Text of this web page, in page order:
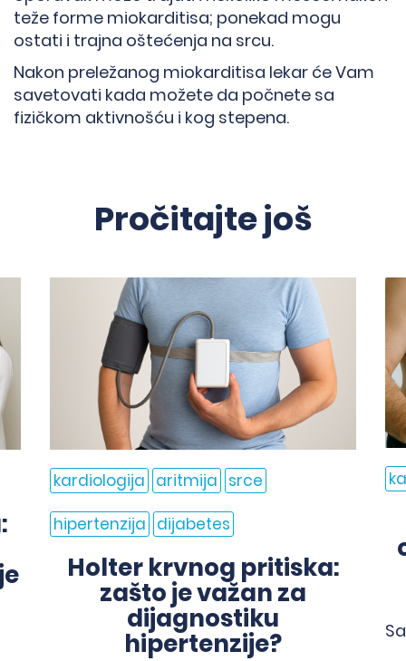
teže forme miokarditisa; ponekad mogu
ostati i trajna oštećenja na srcu.
Nakon preležanog miokarditisa lekar će Vam
savetovati kada možete da počnete sa
fizičkom aktivnošću i kog stepena.
Pročitajte još
kardiologija aritmija srce
hipertenzija dijabetes
Holter krvnog pritiska:
zašto je važan za
dijagnostiku
hipertenzije?